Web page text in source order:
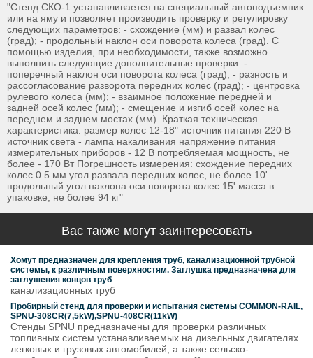
"Стенд СКО-1 устанавливается на специальный автоподъемник
или на яму и позволяет производить проверку и регулировку
следующих параметров: - схождение (мм) и развал колес
(град); - продольный наклон оси поворота колеса (град). С
помощью изделия, при необходимости, также возможно
выполнить следующие дополнительные проверки: -
поперечный наклон оси поворота колеса (град); - разность и
рассогласование разворота передних колес (град); - центровка
рулевого колеса (мм); - взаимное положение передней и
задней осей колес (мм); - смещение и изгиб осей колес на
переднем и заднем мостах (мм). Краткая техническая
характеристика: размер колес 12-18" источник питания 220 В
источник света - лампа накаливания напряжение питания
измерительных приборов - 12 В потребляемая мощность, не
более - 170 Вт Погрешность измерения: схождение передних
колес 0.5 мм угол развала передних колес, не более 10'
продольный угол наклона оси поворота колес 15' масса в
упаковке, не более 94 кг"
Вас также могут заинтересовать
Хомут предназначен для крепления труб, канализационной трубной
системы, к различным поверхностям. Заглушка предназначена для
заглушения концов труб
канализационных труб
Пробирный стенд для проверки и испытания системы COMMON-RAIL,
SPNU-308СR(7,5kW),SPNU-408CR(11kW)
Стенды SPNU предназначены для проверки различных
топливных систем устанавливаемых на дизельных двигателях
легковых и грузовых автомобилей, а также сельско-